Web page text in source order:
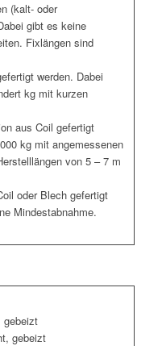
(kalt- oder
gibt es keine
Fixlängen sind
werden. Dabei
kg mit kurzen
aus Coil gefertigt
kg mit angemessenen
von 5 – 7 m
oder Blech gefertigt
Mindestabnahme.
gebeizt
gebeizt